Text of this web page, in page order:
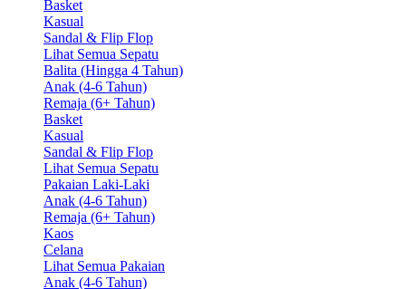
Basket
Kasual
Sandal & Flip Flop
Lihat Semua Sepatu
Balita (Hingga 4 Tahun)
Anak (4-6 Tahun)
Remaja (6+ Tahun)
Basket
Kasual
Sandal & Flip Flop
Lihat Semua Sepatu
Pakaian Laki-Laki
Anak (4-6 Tahun)
Remaja (6+ Tahun)
Kaos
Celana
Lihat Semua Pakaian
Anak (4-6 Tahun)